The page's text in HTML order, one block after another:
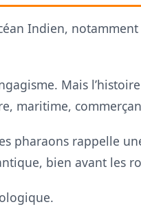
Indien,
Mais
maritime,
pharaons rappelle
bien avant les